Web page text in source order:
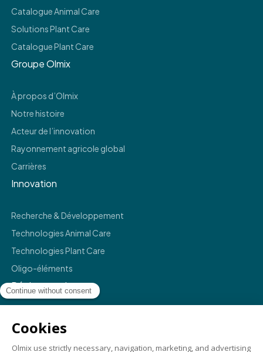
Catalogue Animal Care
Solutions Plant Care
Catalogue Plant Care
Groupe Olmix
À propos d’Olmix
Notre histoire
Acteur de l’innovation
Rayonnement agricole global
Carrières
Innovation
Recherche & Développement
Technologies Animal Care
Technologies Plant Care
Oligo-éléments
Réglementaire
Politique de confidentialité